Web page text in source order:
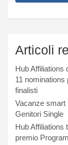
Articoli
Hub Affiliations
11 nominations
finalisti
Vacanze smart
Genitori Single
Hub Affiliations
premio